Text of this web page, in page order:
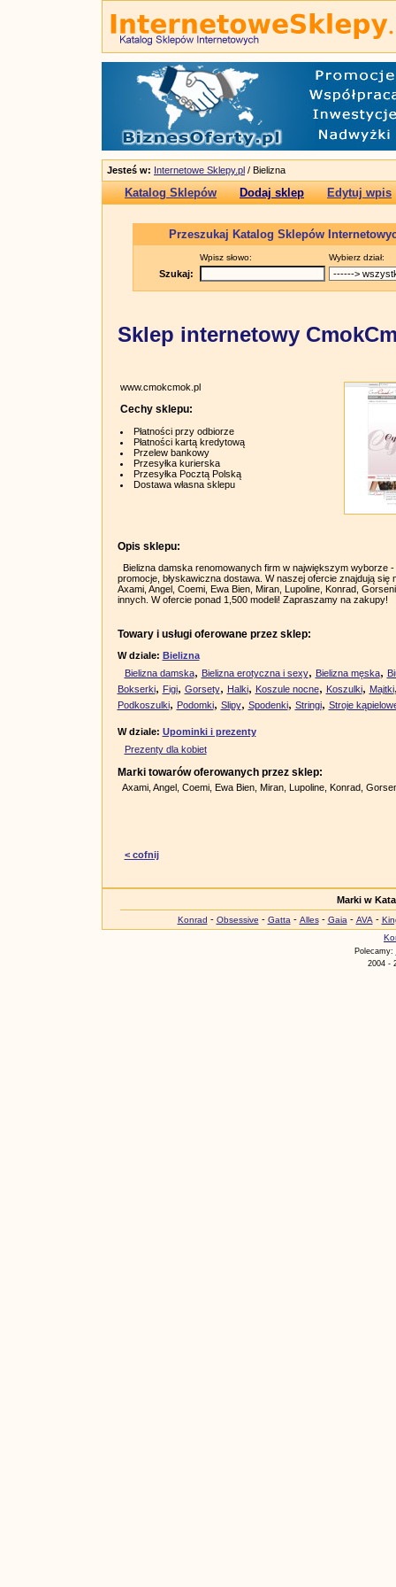
Jesteś w: Internetowe Sklepy.pl / Bielizna
Katalog Sklepów Dodaj sklep Edytuj wpis
Przeszukaj Katalog Sklepów
Wpisz słowo: Wybierz dział:
Szukaj:
Sklep internetowy
www.cmokcmok.pl
Cechy sklepu:
Płatności przy odbiorze
Płatności kartą kredytową
Przelew bankowy
Przesyłka kurierska
Przesyłka Pocztą Polską
Dostawa własna sklepu
Opis sklepu:
Bielizna damska renomowanych firm w największym wyborze
promocje, błyskawiczna dostawa. W naszej ofercie znajdują się
Axami, Angel, Coemi, Ewa Bien, Miran, Lupoline, Konrad,
innych. W ofercie ponad 1,500 modeli! Zapraszamy na zakupy!
Towary i usługi oferowane przez sklep:
W dziale: Bielizna
Bielizna damska, Bielizna erotyczna i sexy, Bielizna męska,
Bokserki, Figi, Gorsety, Halki, Koszule nocne, Koszulki, Majtki
Podkoszulki, Podomki, Slipy, Spodenki, Stringi, Stroje
W dziale: Upominki i prezenty
Prezenty dla kobiet
Marki towarów oferowanych przez sklep:
Axami, Angel, Coemi, Ewa Bien, Miran, Lupoline, Konrad,
< cofnij
Marki w
Konrad - Obsessive - Gatta - Alles- Gaia - AVA -
Polecamy:
2004 -